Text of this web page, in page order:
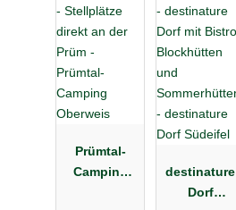
Prümtal-
Camping
destinature
Dorf